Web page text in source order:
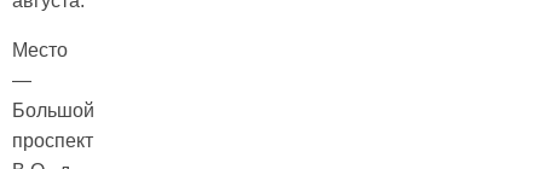
Место
—
Большой
проспект